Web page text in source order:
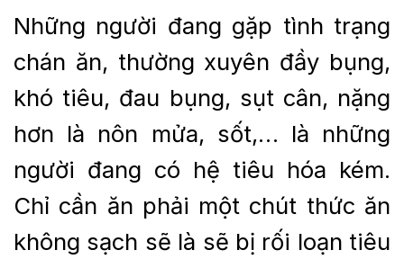
Những người đang gặp tình trạng
chán ăn, thường xuyên đầy bụng,
khó tiêu, đau bụng, sụt cân, nặng
hơn là nôn mửa, sốt,… là những
người đang có hệ tiêu hóa kém.
Chỉ cần ăn phải một chút thức ăn
không sạch sẽ là sẽ bị rối loạn tiêu